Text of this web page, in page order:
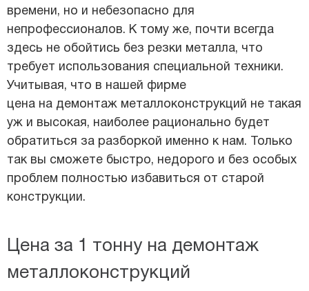
времени, но и небезопасно для
непрофессионалов. К тому же, почти всегда
здесь не обойтись без резки металла, что
требует использования специальной техники.
Учитывая, что в нашей фирме
цена на демонтаж металлоконструкций не такая
уж и высокая, наиболее рационально будет
обратиться за разборкой именно к нам. Только
так вы сможете быстро, недорого и без особых
проблем полностью избавиться от старой
конструкции.
Цена за 1 тонну на демонтаж
металлоконструкций